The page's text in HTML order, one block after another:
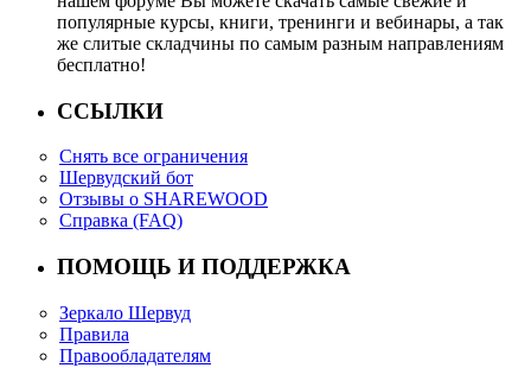
популярные курсы, книги, тренинги и вебинары, а так
же слитые складчины по самым разным направлениям
бесплатно!
ССЫЛКИ
Снять все ограничения
Шервудский бот
Отзывы о SHAREWOOD
Справка (FAQ)
ПОМОЩЬ И ПОДДЕРЖКА
Зеркало Шервуд
Правила
Правообладателям